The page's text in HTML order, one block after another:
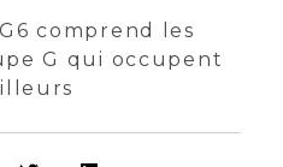
comprend les
G qui occupent